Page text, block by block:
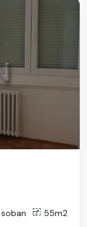
55m2